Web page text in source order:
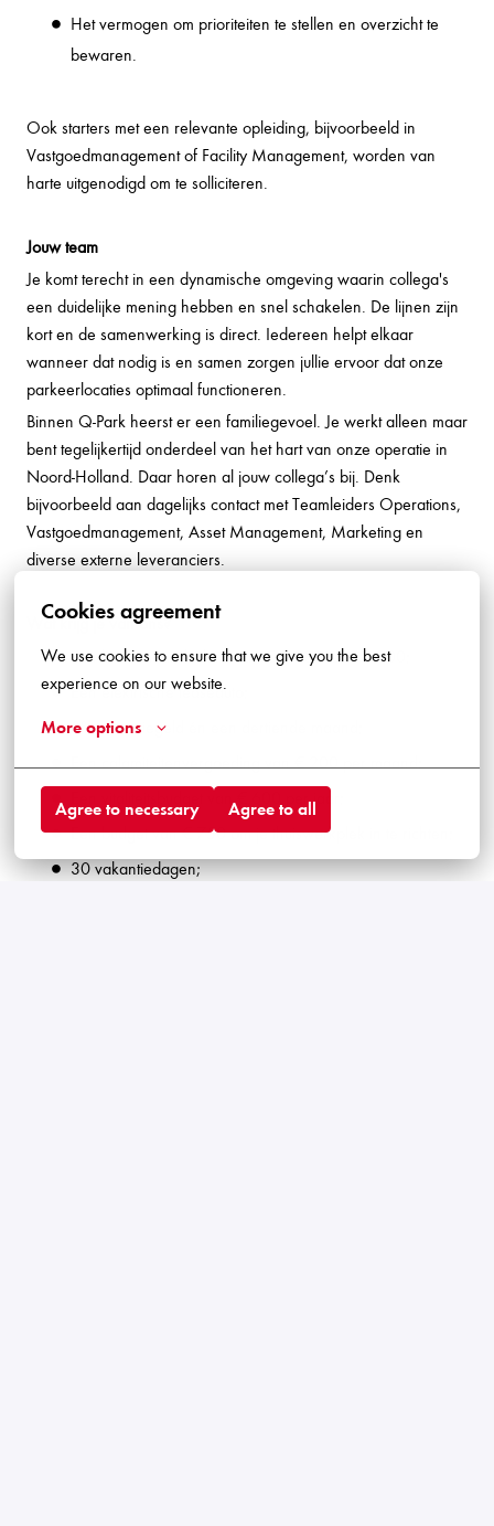
Cookies agreement
We use cookies to ensure that we give you the best
experience on our website.
More options
Agree to necessary Agree to all
Het vermogen om prioriteiten te stellen en overzicht te
bewaren.
Ook starters met een relevante opleiding, bijvoorbeeld in
Vastgoedmanagement of Facility Management, worden van
harte uitgenodigd om te solliciteren.
Jouw team
Je komt terecht in een dynamische omgeving waarin collega's
een duidelijke mening hebben en snel schakelen. De lijnen zijn
kort en de samenwerking is direct. Iedereen helpt elkaar
wanneer dat nodig is en samen zorgen jullie ervoor dat onze
parkeerlocaties optimaal functioneren.
Binnen Q-Park heerst er een familiegevoel. Je werkt alleen maar
bent tegelijkertijd onderdeel van het hart van onze operatie in
Noord-Holland. Daar horen al jouw collega’s bij. Denk
bijvoorbeeld aan dagelijks contact met Teamleiders Operations,
Vastgoedmanagement, Asset Management, Marketing en
diverse externe leveranciers.
Wat krijg je van ons?
Een bruto maandsalaris van € 3.800 tot € 3.900;
Een elektrische leaseauto;
8% vakantiegeld én een dertiende maand;
Een vitaliteitsbudget van € 600 per jaar;
Een budget van € 750 om je thuiswerkplek in te richten;
30 vakantiedagen;